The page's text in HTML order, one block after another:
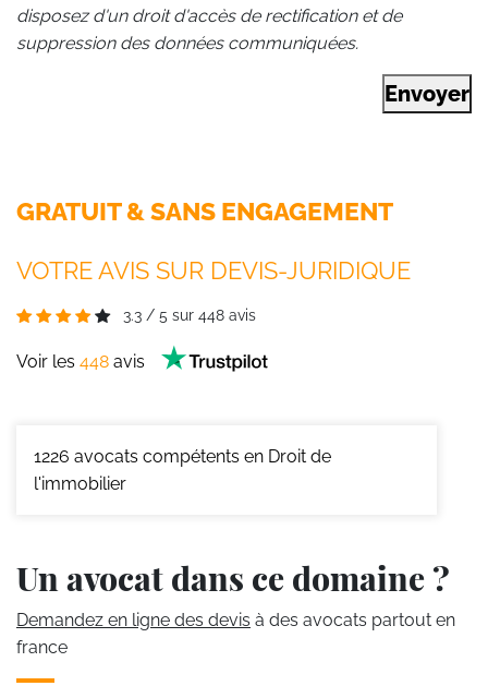
disposez d'un droit d'accès de rectification et de
suppression des données communiquées.
Envoyer
GRATUIT & SANS ENGAGEMENT
VOTRE AVIS SUR DEVIS-JURIDIQUE
3.3 / 5 sur 448 avis
Voir les 448 avis
1226 avocats compétents en Droit de
l'immobilier
Un avocat dans ce domaine ?
Demandez en ligne des devis à des avocats partout en
france